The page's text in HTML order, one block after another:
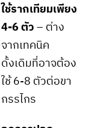
ใช้รากเทียมเพียง
4-6 ตัว– ต่าง
จากเทคนิค
ดั้งเดิมที่อาจต้อง
ใช้ 6-8 ตัวต่อขา
กรรไกร